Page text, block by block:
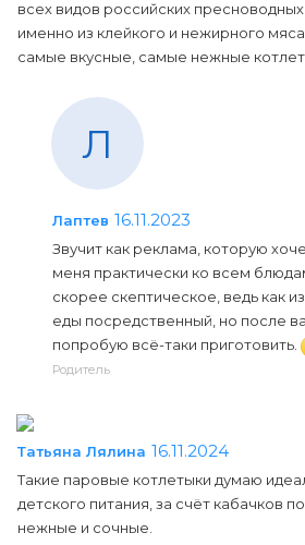
всех видов российских
именно из клейкого и нежирного
самые вкусные, самые нежные
Л
Лаптев 16.11.2023
Звучит как реклама, которую
меня практически ко всем
скорее скептическое, ведь как
еды посредственный, но после
попробую всё-таки приготовить.
Родитель
Татьяна Лялина 16.11.2024
Такие паровые котлетыки думаю
детского питания, за счёт кабачков
нежные и сочные.